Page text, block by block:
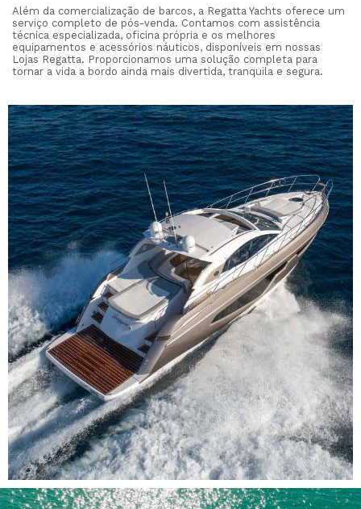
Além da comercialização de barcos, a Regatta Yachts oferece um
serviço completo de pós-venda. Contamos com assistência
técnica especializada, oficina própria e os melhores
equipamentos e acessórios náuticos, disponíveis em nossas
Lojas Regatta. Proporcionamos uma solução completa para
tornar a vida a bordo ainda mais divertida, tranquila e segura.